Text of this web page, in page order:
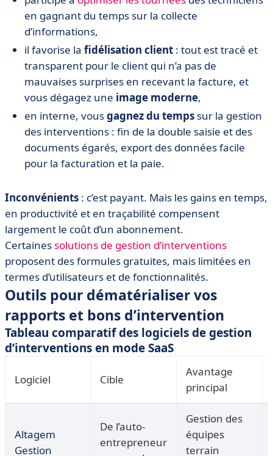
en gagnant du temps sur la collecte
d’informations,
il favorise la fidélisation client : tout est tracé et
transparent pour le client qui n’a pas de
mauvaises surprises en recevant la facture, et
vous dégagez une image moderne,
en interne, vousgagnez du temps sur la gestion
des interventions : fin de la double saisie et des
documents égarés, export des données facile
pour la facturation et la paie.
Inconvénients : c’est payant. Mais les gains en temps,
en productivité et en traçabilité compensent
largement le coût d’un abonnement.
Certainessolutions de gestion d’interventions
proposent des formules gratuites, mais limitées en
termes d’utilisateurs et de fonctionnalités.
Outils pour dématérialiser vos
rapports et bons d’intervention
Tableau comparatif des logiciels de gestion
d’interventions en mode SaaS
Logiciel Cible
Avantage
principal
Altagem
Gestion
De l’auto-
entrepreneur
Gestion des
équipes
terrain